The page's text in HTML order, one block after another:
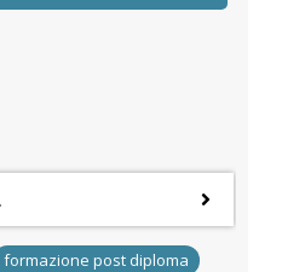
formazione post diploma